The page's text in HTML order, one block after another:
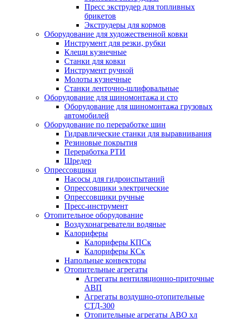
Пресс экструдер для топливных
брикетов
Экструдеры для кормов
Оборудование для художественной ковки
Инструмент для резки, рубки
Клещи кузнечные
Станки для ковки
Инструмент ручной
Молоты кузнечные
Станки ленточно-шлифовальные
Оборудование для шиномонтажа и сто
Оборудование для шиномонтажа грузовых
автомобилей
Оборудование по переработке шин
Гидравлические станки для выравнивания
Резиновые покрытия
Переработка РТИ
Шредер
Опрессовщики
Насосы для гидроиспытаний
Опрессовщики электрические
Опрессовщики ручные
Пресс-инструмент
Отопительное оборудование
Воздухонагреватели водяные
Калориферы
Калориферы КПСк
Калориферы КСк
Напольные конвекторы
Отопительные агрегаты
Агрегаты вентиляционно-приточные
АВП
Агрегаты воздушно-отопительные
СТД-300
Отопительные агрегаты АВО хл